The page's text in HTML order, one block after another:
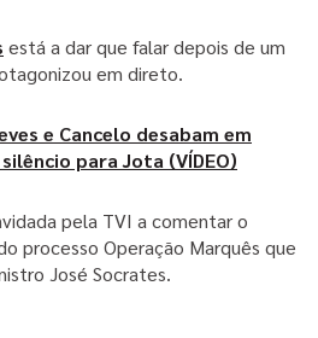
está a dar que falar depois de um
em direto.
e Cancelo desabam em
para Jota (VÍDEO)
pela TVI a comentar o
processo Operação Marquês que
José Socrates.
está a dar que falar depois de um
em direto.
e Cancelo desabam em
para Jota (VÍDEO)
pela TVI a comentar o
processo Operação Marquês que
José Socrates.